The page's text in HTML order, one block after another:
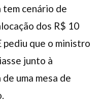
cenário de
dos R$ 10
pediu que o ministro
junto à
uma mesa de